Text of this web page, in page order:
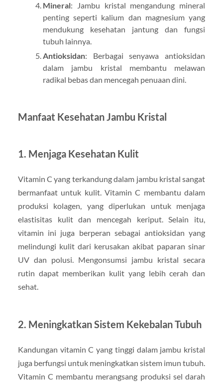
Mineral: Jambu kristal mengandung mineral
penting seperti kalium dan magnesium yang
mendukung kesehatan jantung dan fungsi
tubuh lainnya.
Antioksidan: Berbagai senyawa antioksidan
dalam jambu kristal membantu melawan
radikal bebas dan mencegah penuaan dini.
Manfaat Kesehatan Jambu Kristal
1. Menjaga Kesehatan Kulit
Vitamin C yang terkandung dalam jambu kristal sangat
bermanfaat untuk kulit. Vitamin C membantu dalam
produksi kolagen, yang diperlukan untuk menjaga
elastisitas kulit dan mencegah keriput. Selain itu,
vitamin ini juga berperan sebagai antioksidan yang
melindungi kulit dari kerusakan akibat paparan sinar
UV dan polusi. Mengonsumsi jambu kristal secara
rutin dapat memberikan kulit yang lebih cerah dan
sehat.
2. Meningkatkan Sistem Kekebalan Tubuh
Kandungan vitamin C yang tinggi dalam jambu kristal
juga berfungsi untuk meningkatkan sistem imun tubuh.
Vitamin C membantu merangsang produksi sel darah